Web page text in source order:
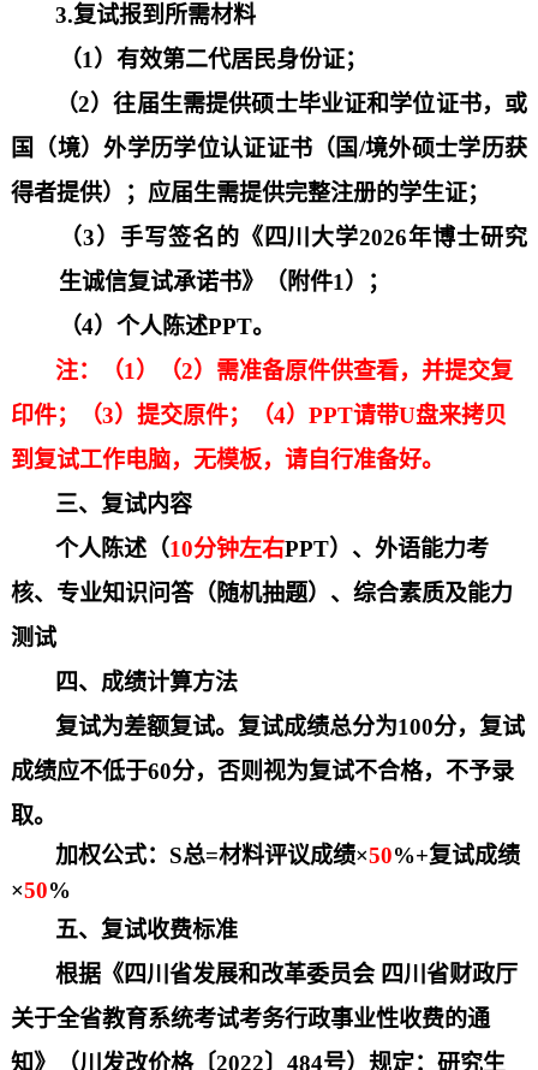
3.复试报到所需材料
（1）有效第二代居民身份证；
（2）往届生需提供硕士毕业证和学位证书，或
国（境）外学历学位认证证书（国/境外硕士学历获
得者提供）；应届生需提供完整注册的学生证；
（3）手写签名的《四川大学2026年博士研究
生诚信复试承诺书》
（附件1 ）；
（4） 个人陈述PPT。
注：
（1 ）（2） 需准备原件供查看，并提交复
印件；（3） 提交原件；（4）PPT请带U盘来拷贝
到复试工作电脑，无模板，请自行准备好。
三、复试内容
个人陈述（10分钟左右PPT）、 外语能力考
核、专业知识问答（随机抽题）、综合素质及能力
测试
四、成绩计算方法
复试为差额复试。复试成绩总分为100分，复试
成绩应不低于60分，否则视为复试不合格，不予录
取。
加权公式： S总=材料评议成绩×50%+复试成绩
×50%
五、复试收费标准
根据《四川省发展和改革委员会 四川省财政厅
关于全省教育系统考试考务行政事业性收费的通
知》（川发改价格〔2022〕 484号）规定：研究生